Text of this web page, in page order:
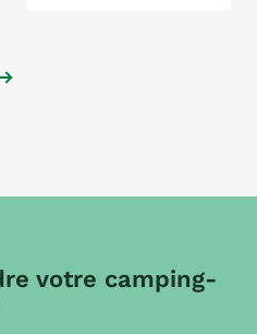
votre camping-